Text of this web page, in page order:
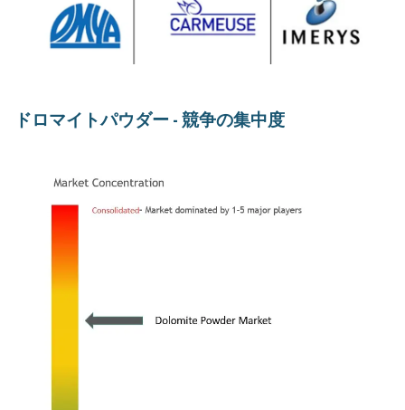
ドロマイトパウダー - 競争の集中度